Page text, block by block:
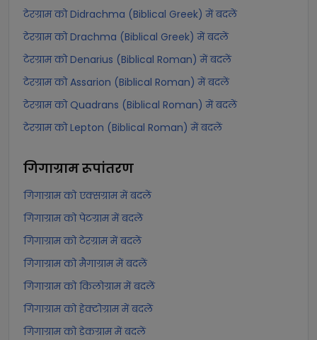
टेरग्राम को Didrachma (Biblical Greek) में बदलें
टेरग्राम को Drachma (Biblical Greek) में बदलें
टेरग्राम को Denarius (Biblical Roman) में बदलें
टेरग्राम को Assarion (Biblical Roman) में बदलें
टेरग्राम को Quadrans (Biblical Roman) में बदलें
टेरग्राम को Lepton (Biblical Roman) में बदलें
गिगाग्रामरूपांतरण
गिगाग्राम को एक्सग्राम में बदलें
गिगाग्राम को पेटग्राम में बदलें
गिगाग्राम को टेरग्राम में बदलें
गिगाग्राम को मैगाग्राम में बदलें
गिगाग्राम को किलोग्राम में बदलें
गिगाग्राम को हेक्टोग्राम में बदलें
गिगाग्राम को डेकग्राम में बदलें